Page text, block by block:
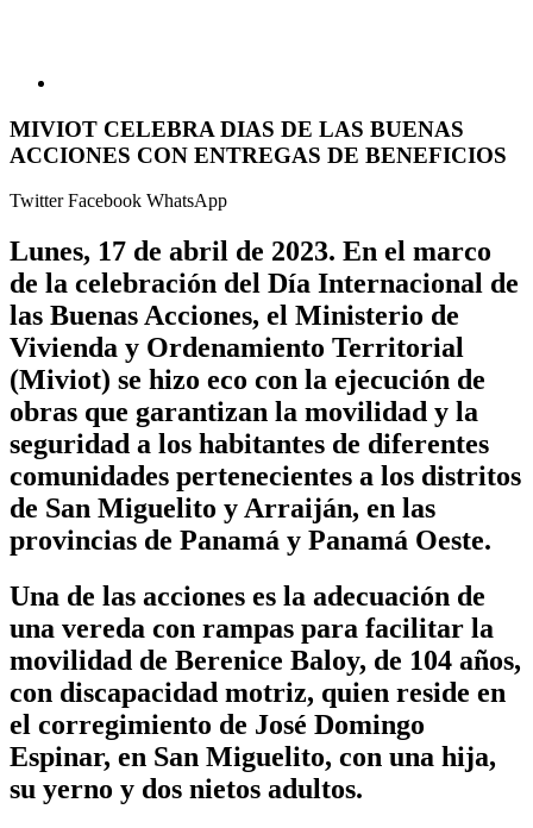
MIVIOT CELEBRA DIAS DE LAS BUENAS
ACCIONES CON ENTREGAS DE BENEFICIOS
TwitterFacebook WhatsApp
Lunes, 17 de abril de 2023. En el marco
de la celebración del Día Internacional de
las Buenas Acciones, el Ministerio de
Vivienda y Ordenamiento Territorial
(Miviot) se hizo eco con la ejecución de
obras que garantizan la movilidad y la
seguridad a los habitantes de diferentes
comunidades pertenecientes a los distritos
de San Miguelito y Arraiján, en las
provincias de Panamá y Panamá Oeste.
Una de las acciones es la adecuación de
una vereda con rampas para facilitar la
movilidad de Berenice Baloy, de 104 años,
con discapacidad motriz, quien reside en
el corregimiento de José Domingo
Espinar, en San Miguelito, con una hija,
su yerno y dos nietos adultos.